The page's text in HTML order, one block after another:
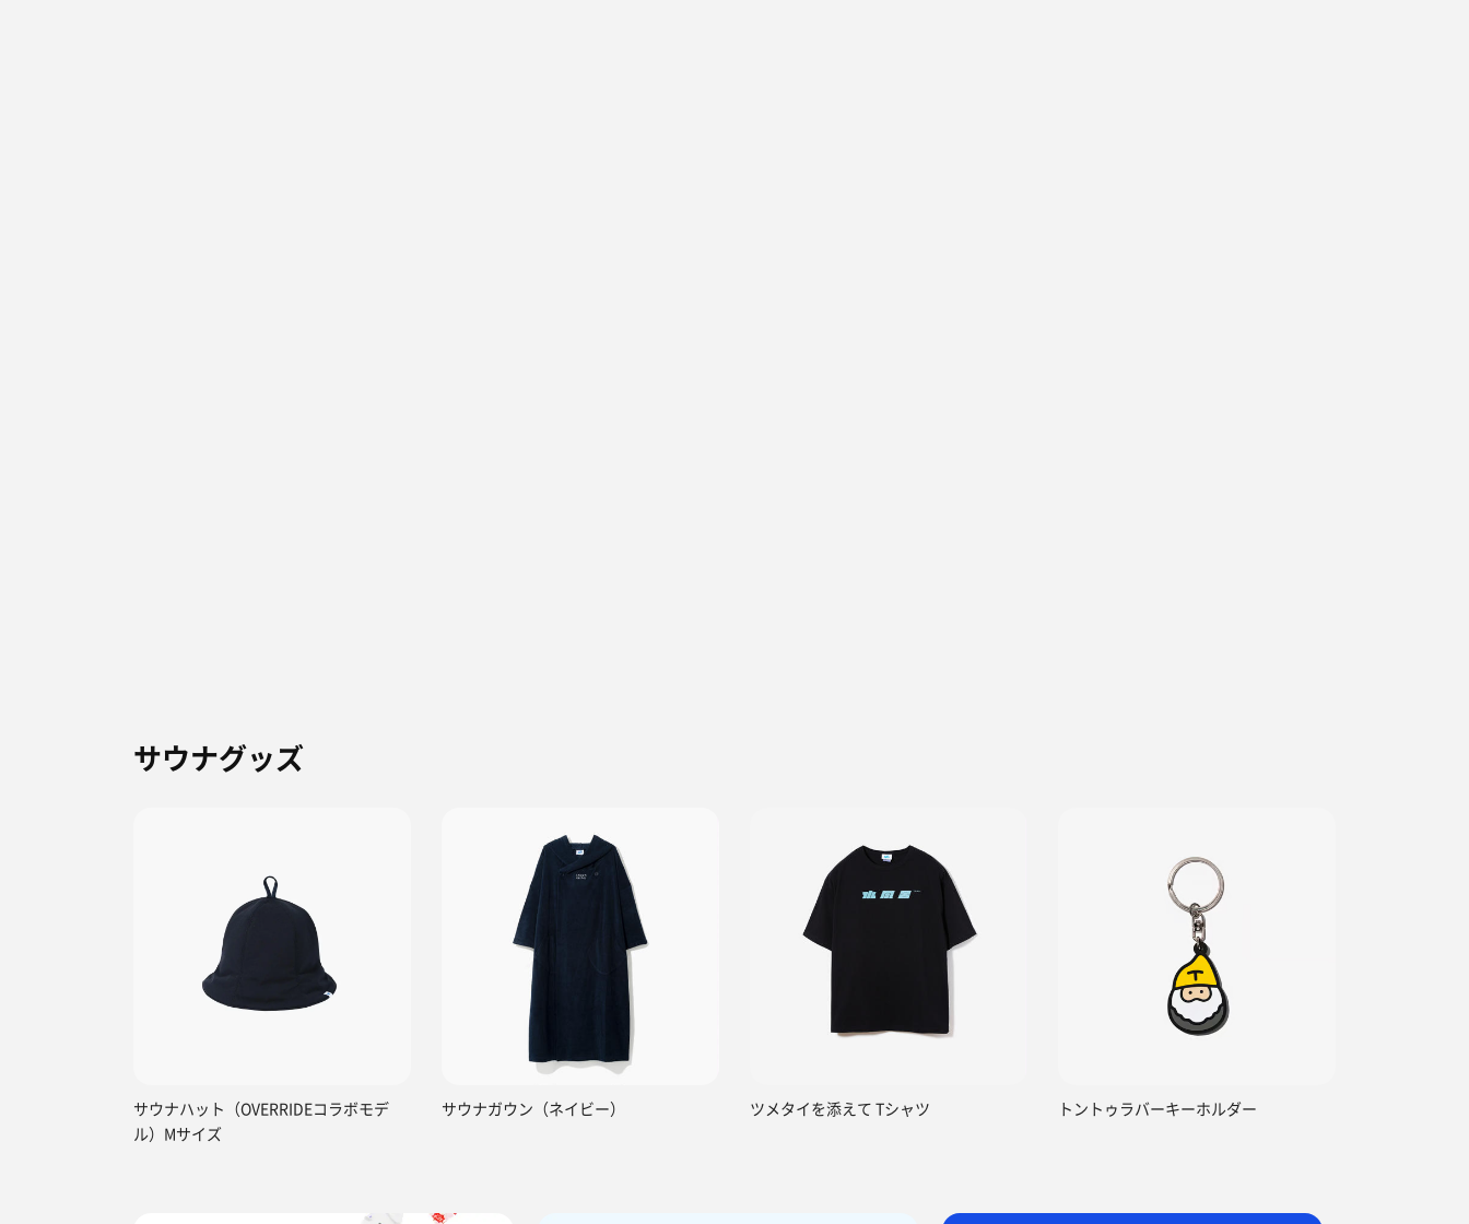
サウナグッズ
サウナハット（OVERRIDEコラボモデ
ル）Mサイズ
サウナガウン（ネイビー） ツメタイを添えて Tシャツ トントゥラバーキーホルダー